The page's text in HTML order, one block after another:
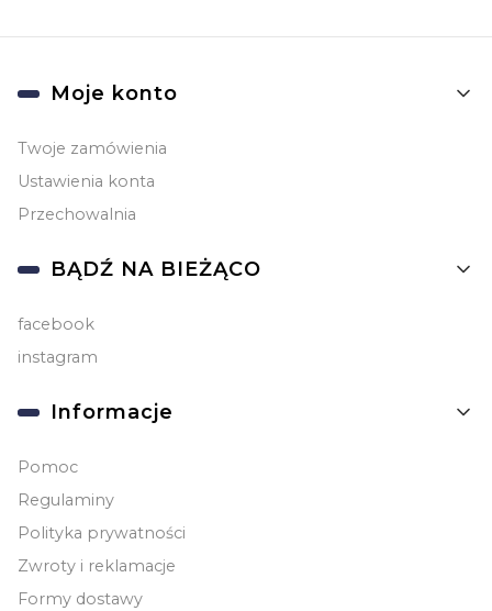
Linki w stopce
Moje konto
Twoje zamówienia
Ustawienia konta
Przechowalnia
BĄDŹ NA BIEŻĄCO
facebook
instagram
Informacje
Pomoc
Regulaminy
Polityka prywatności
Zwroty i reklamacje
Formy dostawy